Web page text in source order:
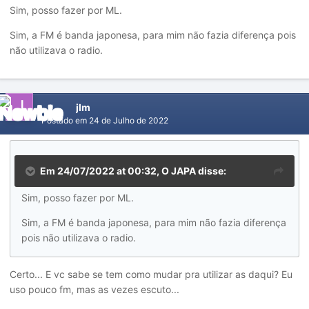
Sim, posso fazer por ML.
Sim, a FM é banda japonesa, para mim não fazia diferença pois
não utilizava o radio.
jlm
Postado em 24 de Julho de 2022
Em 24/07/2022 at 00:32, O JAPAdisse:
Sim, posso fazer por ML.
Sim, a FM é banda japonesa, para mim não fazia diferença
pois não utilizava o radio.
Certo... E vc sabe se tem como mudar pra utilizar as daqui? Eu
uso pouco fm, mas as vezes escuto...